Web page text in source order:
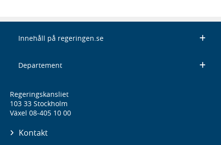
Innehåll på regeringen.se
Departement
Regeringskansliet
103 33 Stockholm
Växel 08-405 10 00
Kontakt